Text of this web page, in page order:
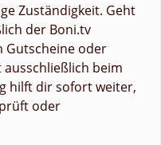
Zuständigkeit. Geht
der Boni.tv
Gutscheine oder
beim
hilft dir sofort weiter,
oder